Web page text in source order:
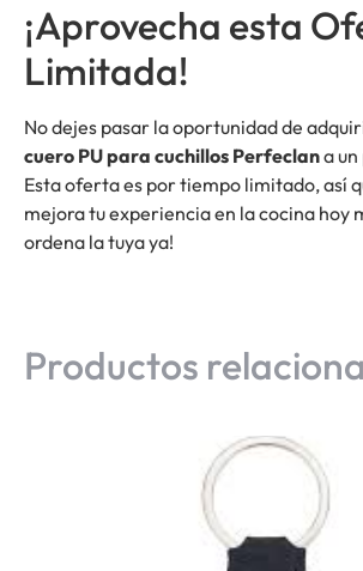
¡Aprovecha esta
Limitada!
No dejes pasar la oportunidad de
cuero PU para cuchillos Perfeclana
Esta oferta es por tiempo limitado, así
mejora tu experiencia en la cocina hoy
ordena la tuya ya!
Productos